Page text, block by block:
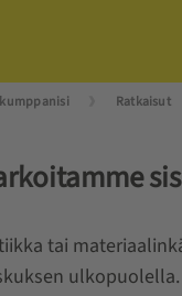
kumppanisi Ratkaisut
tai
ulkopuolella.